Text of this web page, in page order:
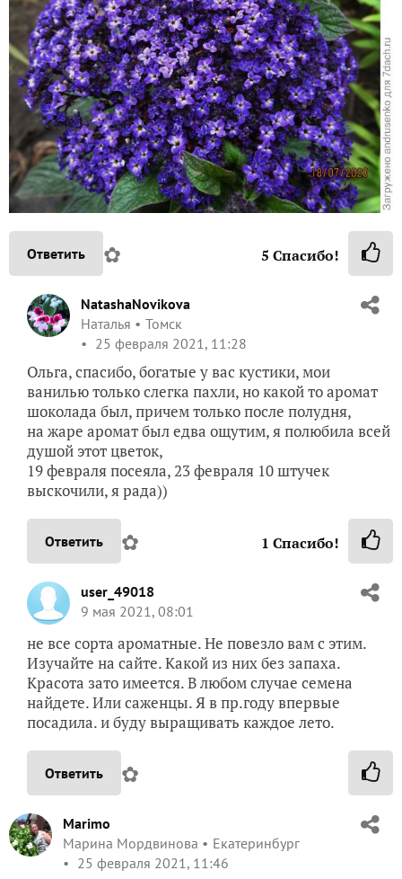
Ответить ✿ 5 Спасибо!
NatashaNovikova
Наталья
Томск
25 февраля 2021, 11:28
Ольга, спасибо, богатые у вас кустики, мои
ванилью только слегка пахли, но какой то аромат
шоколада был, причем только после полудня,
на жаре аромат был едва ощутим, я полюбила всей
душой этот цветок,
19 февраля посеяла, 23 февраля 10 штучек
выскочили, я рада))
Ответить ✿ 1 Спасибо!
user_49018
9 мая 2021, 08:01
не все сорта ароматные. Не повезло вам с этим.
Изучайте на сайте. Какой из них без запаха.
Красота зато имеется. В любом случае семена
найдете. Или саженцы. Я в пр.году впервые
посадила. и буду выращивать каждое лето.
Ответить ✿
Marimo
Марина Мордвинова
Екатеринбург
25 февраля 2021, 11:46